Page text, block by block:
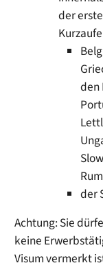
der
den
der
Achtung: Sie
keine
Visum vermerkt